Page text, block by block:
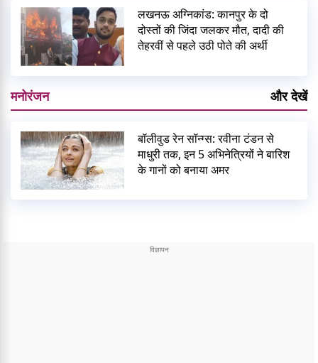
लखनऊ अग्निकांड: कानपुर के दो
दोस्तों की जिंदा जलकर मौत, दादी की
तेहरवीं से पहले उठी पोते की अर्थी
मनोरंजन और देखें
बॉलीवुड रेन सॉन्ग्स: रवीना टंडन से
माधुरी तक, इन 5 अभिनेत्रियों ने बारिश
के गानों को बनाया अमर